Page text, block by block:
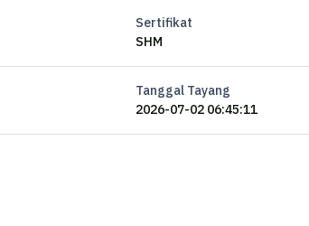
Sertifikat
SHM
Tanggal Tayang
2026-07-02 06:45:11